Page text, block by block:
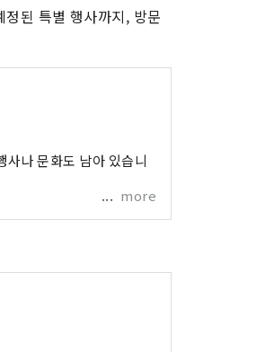
된 특별 행사까지, 방문
사나 문화도 남아 있습니
more